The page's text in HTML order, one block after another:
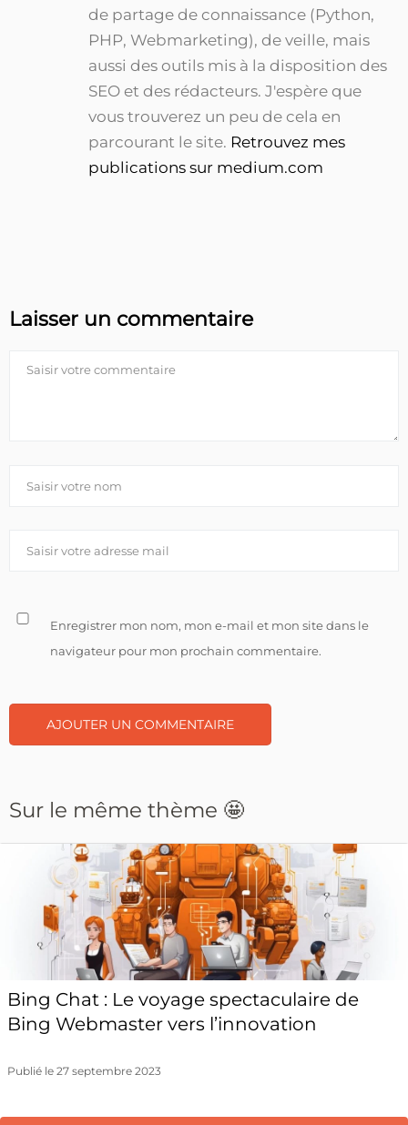
de partage de connaissance (Python,
PHP, Webmarketing), de veille, mais
aussi des outils mis à la disposition des
SEO et des rédacteurs. J'espère que
vous trouverez un peu de cela en
parcourant le site. Retrouvez mes
publications sur medium.com
Laisser un commentaire
Enregistrer mon nom, mon e-mail et mon site dans le
navigateur pour mon prochain commentaire.
Sur le même thème 🤩
Bing Chat : Le voyage spectaculaire de
Bing Webmaster vers l’innovation
Publié le 27 septembre 2023